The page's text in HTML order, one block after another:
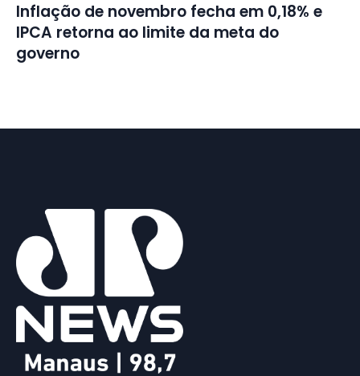
Inflação de novembro fecha em 0,18% e
IPCA retorna ao limite da meta do
governo